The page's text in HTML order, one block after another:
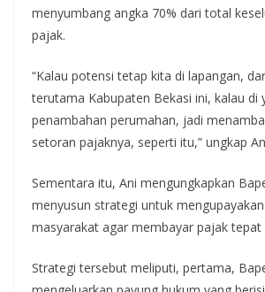
menyumbang angka 70% dari total
pajak.
“Kalau potensi tetap kita di lapangan,
terutama Kabupaten Bekasi ini, kalau di
penambahan perumahan, jadi
setoran pajaknya, seperti itu,” ungkap
Sementara itu, Ani mengungkapkan
menyusun strategi untuk
masyarakat agar membayar pajak tepat
Strategi tersebut meliputi, pertama,